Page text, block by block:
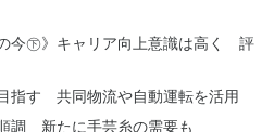
今㊦》キャリア向上意識は高く 評
指す 共同物流や自動運転を活用
調 新たに手芸糸の需要も